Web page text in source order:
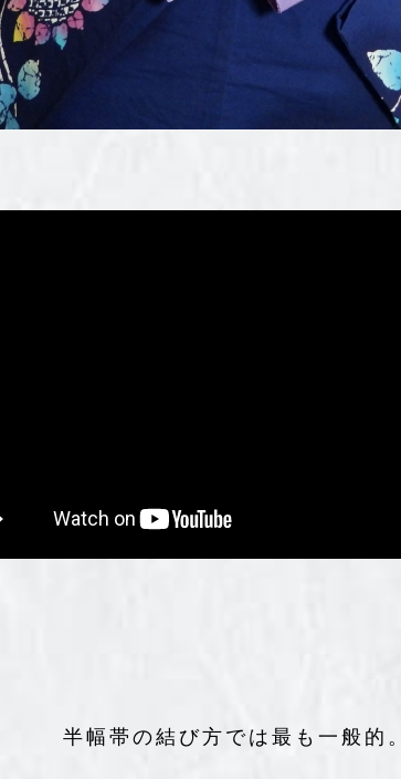
半幅帯の結び方では最も一般的。